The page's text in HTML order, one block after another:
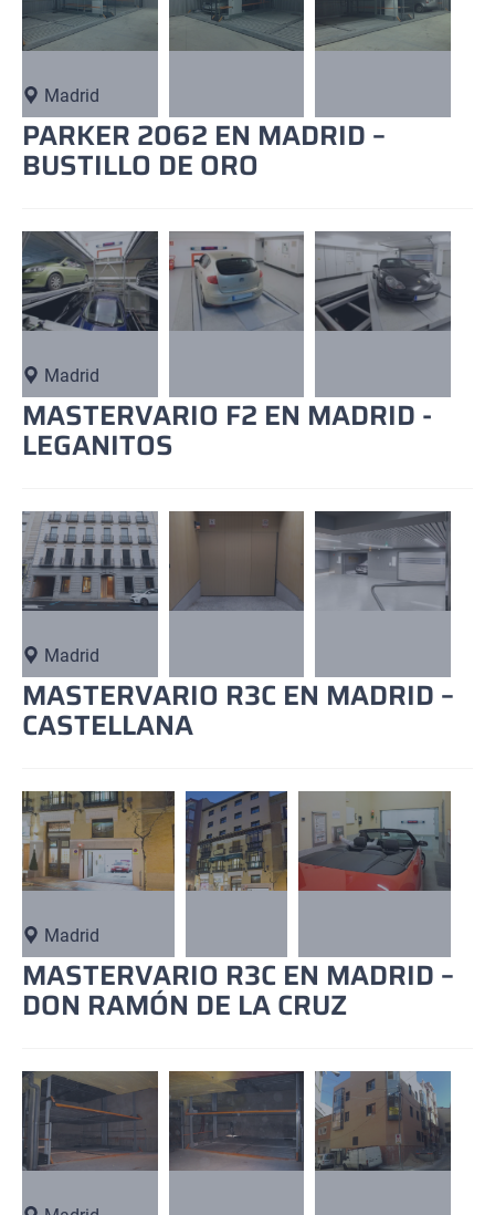
Madrid
PARKER 2062 EN MADRID –
BUSTILLO DE ORO
Madrid
MASTERVARIO F2 EN MADRID -
LEGANITOS
Madrid
MASTERVARIO R3C EN MADRID –
CASTELLANA
Madrid
MASTERVARIO R3C EN MADRID –
DON RAMÓN DE LA CRUZ